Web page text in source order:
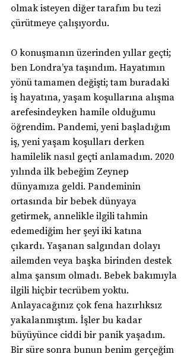
olmak isteyen diğer tarafım bu tezi
çürütmeye çalışıyordu.
O konuşmanın üzerinden yıllar geçti;
ben Londra’ya taşındım. Hayatımın
yönü tamamen değişti; tam buradaki
iş hayatına, yaşam koşullarına alışma
arefesindeyken hamile olduğumu
öğrendim. Pandemi, yeni başladığım
iş, yeni yaşam koşulları derken
hamilelik nasıl geçti anlamadım. 2020
yılında ilk bebeğim Zeynep
dünyamıza geldi. Pandeminin
ortasında bir bebek dünyaya
getirmek, annelikle ilgili tahmin
edemediğim her şeyi iki katına
çıkardı. Yaşanan salgından dolayı
ailemden veya başka birinden destek
alma şansım olmadı. Bebek bakımıyla
ilgili hiçbir tecrübem yoktu.
Anlayacağınız çok fena hazırlıksız
yakalanmıştım. İşler bu kadar
büyüyünce ciddi bir panik yaşadım.
Bir süre sonra bunun benim gerçeğim